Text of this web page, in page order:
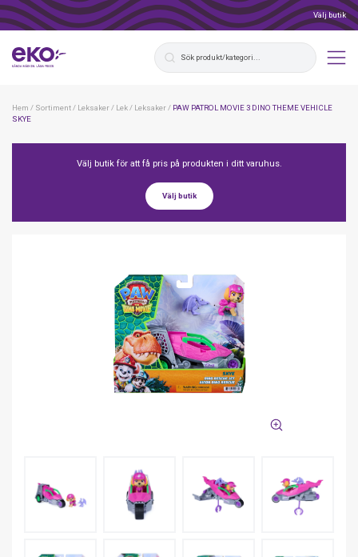
Välj butik
Hem / Sortiment/ Leksaker/ Lek/ Leksaker/ PAW PATROL MOVIE 3 DINO THEME VEHICLE
SKYE
Välj butik för att få pris på produkten i ditt varuhus.
Välj butik